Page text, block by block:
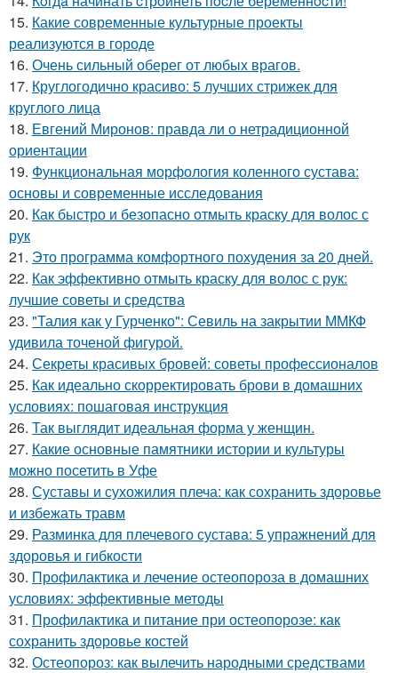
15. Какие современные культурные проекты
реализуются в городе
16. Очень сильный оберег от любых врагов.
17. Круглогодично красиво: 5 лучших стрижек для
круглого лица
18. Евгений Миронов: правда ли о нетрадиционной
ориентации
19. Функциональная морфология коленного сустава:
основы и современные исследования
20. Как быстро и безопасно отмыть краску для волос с
рук
21. Это программа комфортного похудения за 20 дней.
22. Как эффективно отмыть краску для волос с рук:
лучшие советы и средства
23. "Талия как у Гурченко": Севиль на закрытии ММКФ
удивила точеной фигурой.
24. Секреты красивых бровей: советы профессионалов
25. Как идеально скорректировать брови в домашних
условиях: пошаговая инструкция
26. Так выглядит идеальная форма у женщин.
27. Какие основные памятники истории и культуры
можно посетить в Уфе
28. Суставы и сухожилия плеча: как сохранить здоровье
и избежать травм
29. Разминка для плечевого сустава: 5 упражнений для
здоровья и гибкости
30. Профилактика и лечение остеопороза в домашних
условиях: эффективные методы
31. Профилактика и питание при остеопорозе: как
сохранить здоровье костей
32. Остеопороз: как вылечить народными средствами